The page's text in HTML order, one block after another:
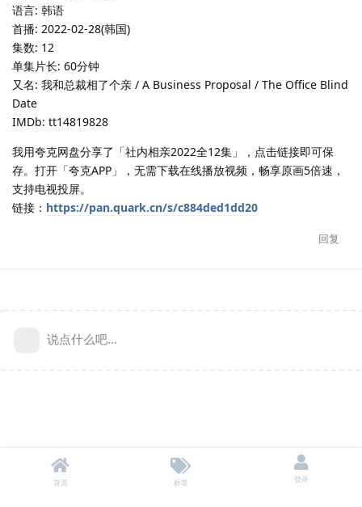
语言: 韩语
首播: 2022-02-28(韩国)
集数: 12
单集片长: 60分钟
又名: 我和总裁相了个亲 / A Business Proposal / The Office Blind
Date
IMDb: tt14819828
我用夸克网盘分享了「社内相亲2022全12集」，点击链接即可保
存。打开「夸克APP」，无需下载在线播放视频，畅享原画5倍速，
支持电视投屏。
链接： https://pan.quark.cn/s/c884ded1dd20
回复
说点什么吧...
首页 标签 登录